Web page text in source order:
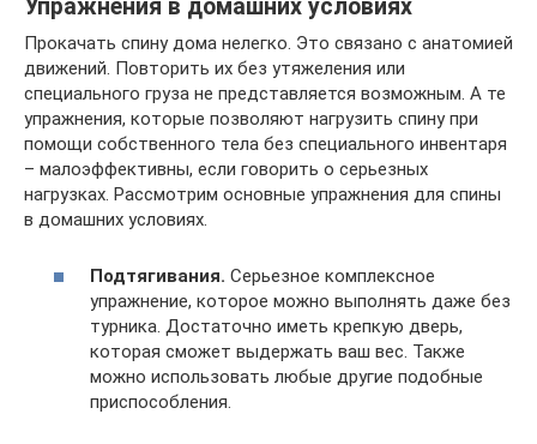
Упражнения в домашних условиях
Прокачать спину дома нелегко. Это связано с анатомией
движений. Повторить их без утяжеления или
специального груза не представляется возможным. А те
упражнения, которые позволяют нагрузить спину при
помощи собственного тела без специального инвентаря
– малоэффективны, если говорить о серьезных
нагрузках. Рассмотрим основные упражнения для спины
в домашних условиях.
Подтягивания. Серьезное комплексное
упражнение, которое можно выполнять даже без
турника. Достаточно иметь крепкую дверь,
которая сможет выдержать ваш вес. Также
можно использовать любые другие подобные
приспособления.